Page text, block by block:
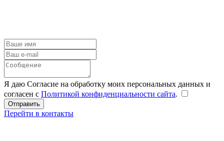
Я даю Согласие на обработку моих персональных данных и
согласен с Политикой конфиденциальности сайта.
Перейти в контакты